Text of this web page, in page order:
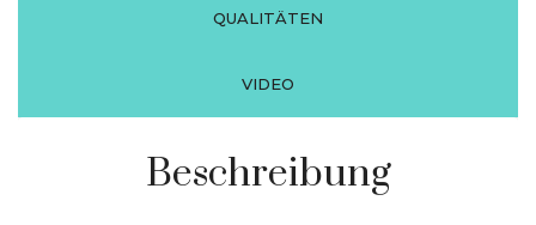
QUALITÄTEN
VIDEO
Beschreibung